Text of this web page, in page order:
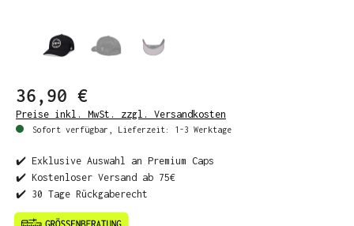
36,90 €
Preise inkl. MwSt. zzgl. Versandkosten
Sofort verfügbar, Lieferzeit: 1-3 Werktage
✔️ Exklusive Auswahl an Premium Caps
✔️ Kostenloser Versand ab 75€
✔️ 30 Tage Rückgaberecht